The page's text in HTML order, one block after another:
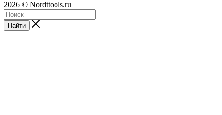
2026 © Nordttools.ru
Найти